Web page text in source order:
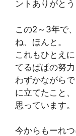
ントありがとう
この2～3年で
ね、ほんと。
これもひとえ
てるぱぱの努力
わずかながら
に立てたこと、
思っています。
今からもーれ